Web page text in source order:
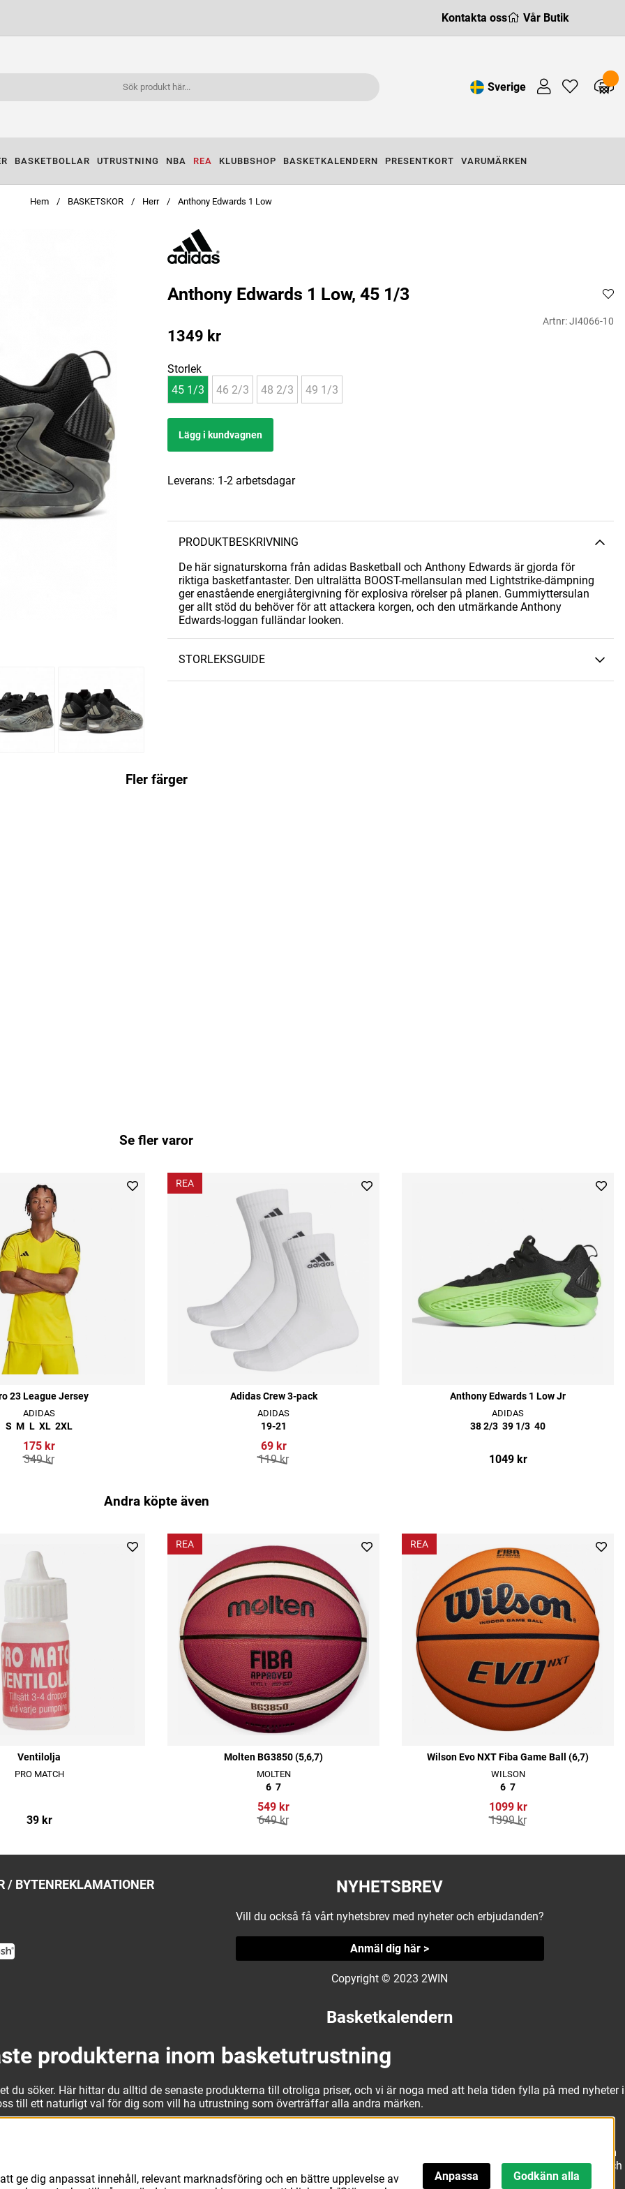
Kontakta oss Vår Butik
Sverige
BASKETBOLLAR UTRUSTNING NBA REA KLUBBSHOP BASKETKALENDERN PRESENTKORT VARUMÄRKEN
Hem BASKETSKOR Herr Anthony Edwards 1 Low
Anthony Edwards 1 Low, 45 1/3
Artnr:JI4066-10
1349 kr
Storlek
45 1/3
46 2/3 48 2/3 49 1/3
Lägg i kundvagnen
Leverans: 1-2 arbetsdagar
PRODUKTBESKRIVNING
De här signaturskorna från adidas Basketball och Anthony Edwards är gjorda för
riktiga basketfantaster. Den ultralätta BOOST-mellansulan med Lightstrike-dämpning
ger enastående energiåtergivning för explosiva rörelser på planen. Gummiyttersulan
ger allt stöd du behöver för att attackera korgen, och den utmärkande Anthony
Edwards-loggan fulländar looken.
STORLEKSGUIDE
Fler färger
Se fler varor
23 League Jersey
ADIDAS
S M L XL 2XL
175 kr
349 kr
REA
Adidas Crew 3-pack
ADIDAS
19-21
69 kr
119 kr
Anthony Edwards 1 Low Jr
ADIDAS
38 2/3 39 1/3 40
1049 kr
Andra köpte även
Ventilolja
PRO MATCH
39 kr
REA
Molten BG3850 (5,6,7)
MOLTEN
6 7
549 kr
649 kr
REA
Wilson Evo NXT Fiba Game Ball (6,7)
WILSON
6 7
1099 kr
1399 kr
/ BYTENREKLAMATIONER NYHETSBREV
Vill du också få vårt nyhetsbrev med nyheter och erbjudanden?
Anmäl dig här >
Copyright © 2023 2WIN
Basketkalendern
produkterna inom basketutrustning
du söker. Här hittar du alltid de senaste produkterna till otroliga priser, och vi är noga med att hela tiden fylla på med nyheter i
till ett naturligt val för dig som vill ha utrustning som överträffar alla andra märken.
kan vi erbjuda allt som du eller din klubb behöver. Välj ut kvalitativa basketbollar och basketskor från välkända märken som
från Jordan. I vårt breda och prisvärda sortiment kan vi erbjuda matchkläder som ger maximal rörelsefrihet, både på och
vad du behöver för basketutrustning kan du vara säker på att hitta den här.
ge dig anpassat innehåll, relevant marknadsföring och en bättre upplevelse av
Anpassa Godkänn alla